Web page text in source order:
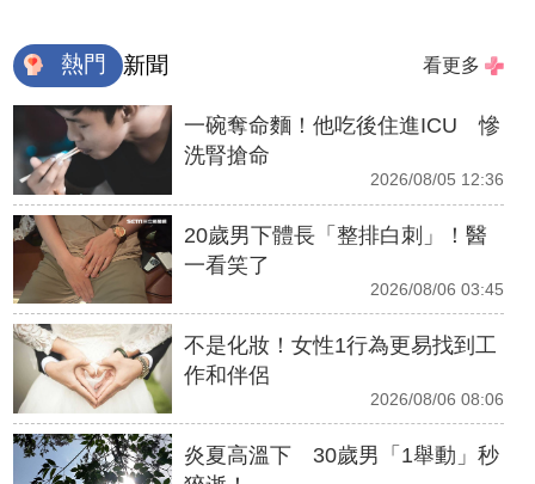
熱門 新聞 看更多
一碗奪命麵！他吃後住進ICU 慘
洗腎搶命
2026/08/05 12:36
20歲男下體長「整排白刺」！醫
一看笑了
2026/08/06 03:45
不是化妝！女性1行為更易找到工
作和伴侶
2026/08/06 08:06
炎夏高溫下 30歲男「1舉動」秒